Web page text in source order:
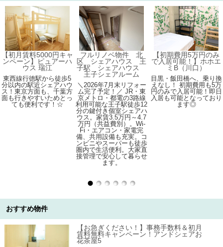
【初月賃料5000円キャ
ンペーン】ピュアーハ
ウス 瑞江
東西線行徳駅から徒歩5
分以内の駅近シェアハウ
ス！東京方面も、千葉方
面も行きやすいためとっ
ても便利です！☆
フルリノベ物件 北
区 シェアハウス 王
子駅 シェアハウス
王子シェアルーム
＼2026年7月末リフォー
ム完了予定！／ JR・東
京メトロ・都電の3路線
利用可能な王子駅徒歩12
分の鍵付き個室シェアハ
ウス。家賃3.5万円～4.7
万円（共益費別）。Wi-
Fi・エアコン・家電完
備、共用設備も充実。コ
ンビニやスーパーも徒歩
圏内で生活便利。大家直
接管理で安心して暮らせ
ます。
【初期費用5万円のみ
で入居可能！】ホホエ
ミB（川口）
目黒・飯田橋へ、乗り換
えなし！ 初期費用も5万
円のみで入居可能！即日
入居も可能となっており
ます◎
おすすめ物件
【お急ぎください！】事務手数料＆初月
賃料無料キャンペーン！アンドシェアお
花茶屋5